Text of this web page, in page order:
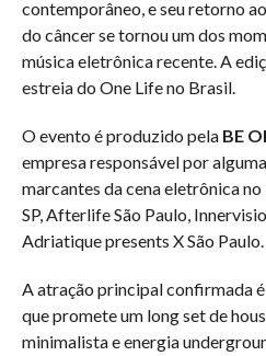
contemporâneo, e seu retorno
do câncer se tornou um dos
música eletrônica recente. A
estreia do One Life no Brasil.
O evento é produzido pela BE
empresa responsável por
marcantes da cena eletrônica
SP, Afterlife São Paulo,
Adriatique presents X São Paulo.
A atração principal confirmada
que promete um long set de
minimalista e energia